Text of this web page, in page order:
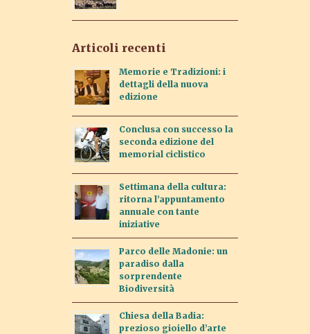
Articoli recenti
Memorie e Tradizioni: i
dettagli della nuova
edizione
Conclusa con successo la
seconda edizione del
memorial ciclistico
Settimana della cultura:
ritorna l’appuntamento
annuale con tante
iniziative
Parco delle Madonie: un
paradiso dalla
sorprendente
Biodiversità
Chiesa della Badia:
prezioso gioiello d’arte